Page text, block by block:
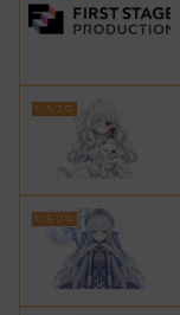
いちプロ
いちプロ